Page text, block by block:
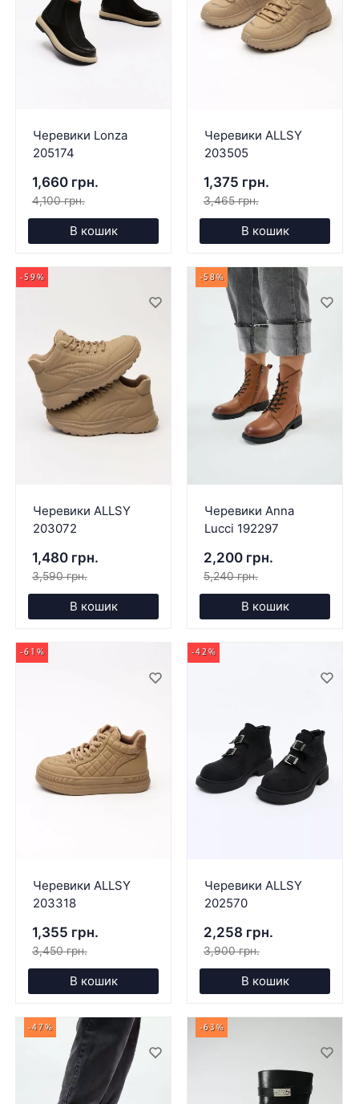
Черевики Lonza
205174
1,660 грн.
4,100 грн.
В кошик
Черевики ALLSY
203505
1,375 грн.
3,465 грн.
В кошик
-59%
Черевики ALLSY
203072
1,480 грн.
3,590 грн.
В кошик
-58%
Черевики Anna
Lucci 192297
2,200 грн.
5,240 грн.
В кошик
-61%
Черевики ALLSY
203318
1,355 грн.
3,450 грн.
В кошик
-42%
Черевики ALLSY
202570
2,258 грн.
3,900 грн.
В кошик
-47% -63%